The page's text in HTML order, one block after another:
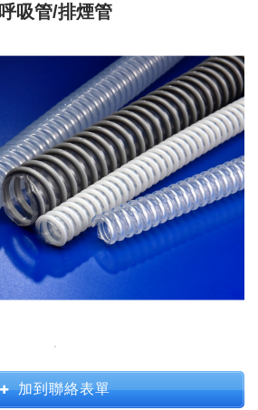
呼吸管/排煙管
加到聯絡表單